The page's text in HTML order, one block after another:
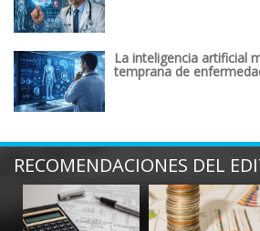
La inteligencia artificial
temprana de
RECOMENDACIONES DEL